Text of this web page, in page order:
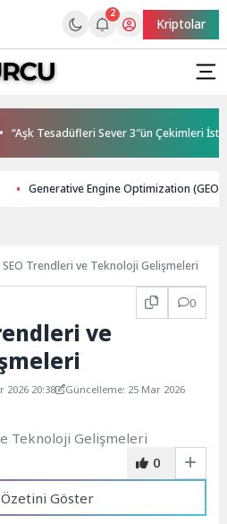
2
Kriptolar
Tesadüfleri Sever 3″ün Çekimleri İstanbul’da
Generative Engine Optimization (GEO)
SEO Trendleri ve Teknoloji Gelişmeleri
0
ve
2026 20:38
Güncelleme: 25 Mar 2026
0
Özetini Göster